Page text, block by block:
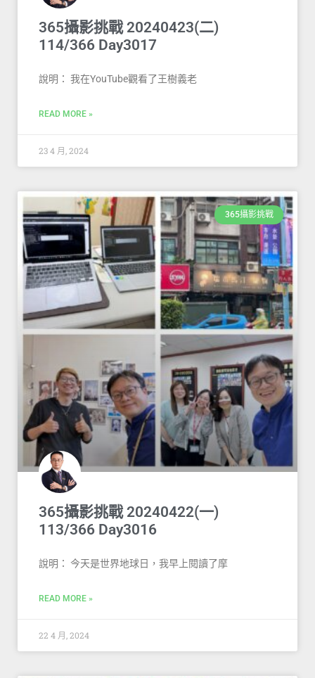
365攝影挑戰 20240423(二)
114/366 Day3017
說明： 我在YouTube觀看了王樹義老
READ MORE »
23 4 月, 2024
365攝影挑戰
365攝影挑戰 20240422(一)
113/366 Day3016
說明： 今天是世界地球日，我早上閱讀了摩
READ MORE »
22 4 月, 2024